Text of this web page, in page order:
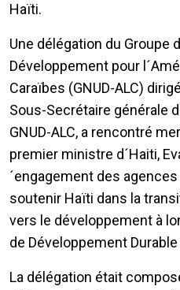
Haïti.
Une délégation du Groupe
Développement pour
Caraïbes (GNUD-ALC)
Sous-Secrétaire générale
GNUD-ALC, a rencontré
premier ministre d´Haiti,
´engagement des
soutenir Haïti dans la
vers le développement à
de Développement Durable
La délégation était